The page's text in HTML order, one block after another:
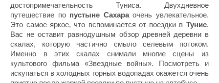
достопримечательность Туниса. Двухдневное
путешествие по пустыне Сахараочень увлекательное.
Это самое яркое, что вспоминается от поездки в Тунис.
Вас не оставит равнодушным обзор древней деревни в
скалах, которую частично смыло селевым потоком.
Именно в этих скалах снимали многие сцены из
культового фильма «Звездные войны». Посмотреть и
искупаться в холодных горных водопадах окажется очень